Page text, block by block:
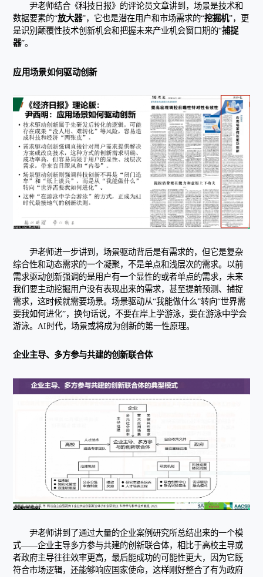
尹老师结合《科技日报》的评论员文章讲到，场景是技术和
数据要素的“放大器”，它也是潜在用户和市场需求的“挖掘机”，更
是识别颠覆性技术创新机会和把握未来产业机会窗口期的“捕捉
器”。
应用场景如何驱动创新
尹老师进一步讲到，场景驱动背后是有需求的，但它是复杂
综合性和动态需求的一个凝聚，不是单点和浅层次的需求。以前
需求驱动创新强调的是用户有一个显性的或者单点的需求，未来
我们要主动挖掘用户没有表现出来的需求，甚至提前预测、捕捉
需求，这时候就需要场景。场景驱动从“我能做什么”转向“世界需
要我如何进化”，换句话说，不要在岸上学游泳，要在游泳中学会
游泳。AI时代，场景或将成为创新的第一性原理。
企业主导、多方参与共建的创新联合体
尹老师讲到了通过大量的企业案例研究所总结出来的一个模
式——企业主导多方参与共建的创新联合体，相比于高校主导或
者政府主导往往效率更高，最后能成功的可能性更大，因为它既
符合市场逻辑，还能够响应国家使命，这样刚好整合了有为政府